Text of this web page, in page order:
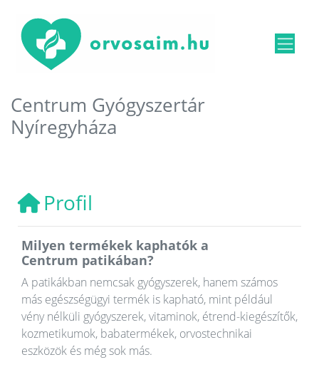
Centrum Gyógyszertár
Nyíregyháza
Profil
Milyen termékek kaphatók a
Centrum patikában?
A patikákban nemcsak gyógyszerek, hanem számos
más egészségügyi termék is kapható, mint például
vény nélküli gyógyszerek, vitaminok, étrend-kiegészítők,
kozmetikumok, babatermékek, orvostechnikai
eszközök és még sok más.